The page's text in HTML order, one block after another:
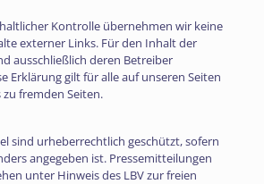
Kontrolle übernehmen wir keine
externer Links. Für den Inhalt der
ausschließlich deren Betreiber
Erklärung gilt für alle auf unseren Seiten
fremden Seiten.
sind urheberrechtlich geschützt, sofern
angegeben ist. Pressemitteilungen
unter Hinweis des LBV zur freien